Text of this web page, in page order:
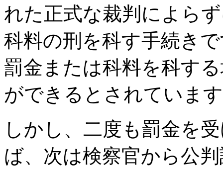
れた正式な裁判によら
科料の刑を科す手続き
罰金または科料を科す
ができるとされていま
しかし、二度も罰金を
ば、次は検察官から公